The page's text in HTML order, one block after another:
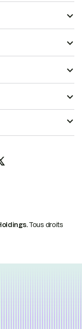
Tous droits